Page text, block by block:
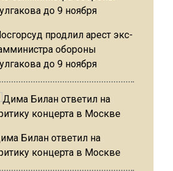
продлил арест экс-
обороны
до 9 ноября
Билан ответил на
концерта в Москве